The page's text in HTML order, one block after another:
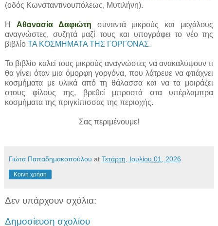
(οδός Κωνσταντινουπόλεως, Μυτιλήνη).
Η Αθανασία Δαφιώτη συναντά μικρούς και μεγάλους
αναγνώστες, συζητά μαζί τους και υπογράφει το νέο της
βιβλίο ΤΑ ΚΟΣΜΗΜΑΤΑ ΤΗΣ ΓΟΡΓΟΝΑΣ.
Το βιβλίο καλεί τους μικρούς αναγνώστες να ανακαλύψουν τι
θα γίνει όταν μια όμορφη γοργόνα, που λάτρευε να φτιάχνει
κοσμήματα με υλικά από τη θάλασσα και να τα μοιράζει
στους φίλους της, βρεθεί μπροστά στα υπέρλαμπρα
κοσμήματα της πριγκίπισσας της περιοχής.
Σας περιμένουμε!
Γιώτα Παπαδημακοπούλου at Τετάρτη, Ιουλίου 01, 2026
Κοινή χρήση
Δεν υπάρχουν σχόλια:
Δημοσίευση σχολίου